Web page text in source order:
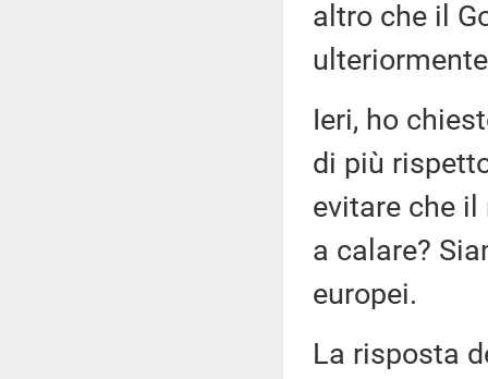
altro che il
Ieri, ho
di più
evitare che
a calare?
europei.
La risposta